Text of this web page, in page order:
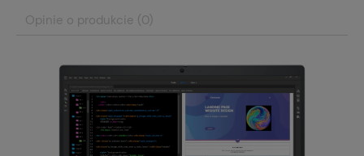
Opinie o produkcie (0)